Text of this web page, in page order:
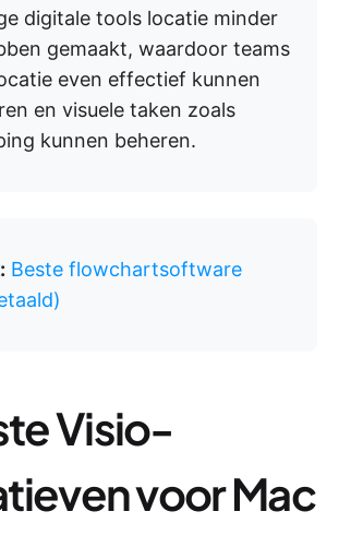
digitale tools locatie minder
gemaakt, waardoor teams
even effectief kunnen
en visuele taken zoals
kunnen beheren.
Beste flowchartsoftware
Visio-
voor Mac